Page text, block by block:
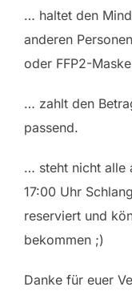
… haltet den
anderen
oder FFP2-
… zahlt den
passend.
… steht nicht alle
17:00 Uhr
reserviert und
bekommen ;)
Danke für euer